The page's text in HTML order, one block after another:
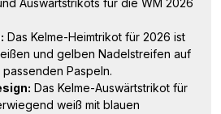
Auswärtstrikots für die WM 2026
Das Kelme-Heimtrikot für 2026 ist
und gelben Nadelstreifen auf
Paspeln.
Das Kelme-Auswärtstrikot für
weiß mit blauen